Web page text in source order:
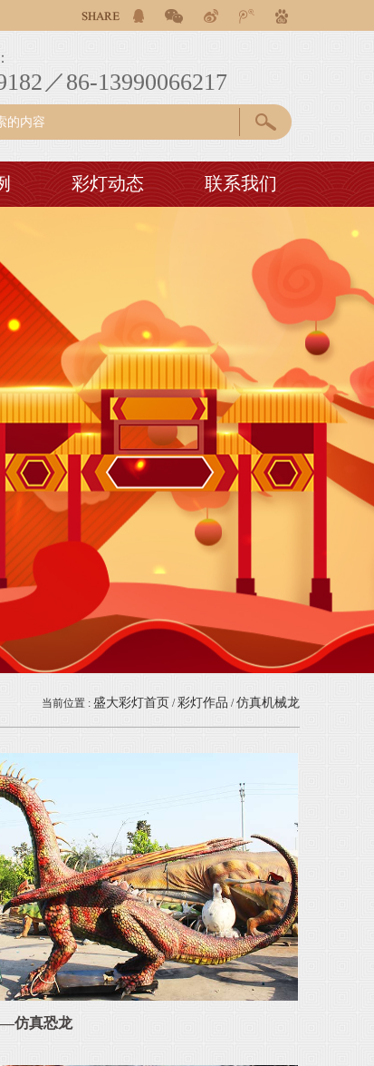
提供自贡彩灯花灯灯会设计制作一条龙服务！
提供自贡彩灯花灯灯会设计制作一条龙服务！
／86-13990066217
彩灯动态 联系我们
当前位置 : 盛大彩灯首页 / 彩灯作品 / 仿真机械龙
仿真恐龙